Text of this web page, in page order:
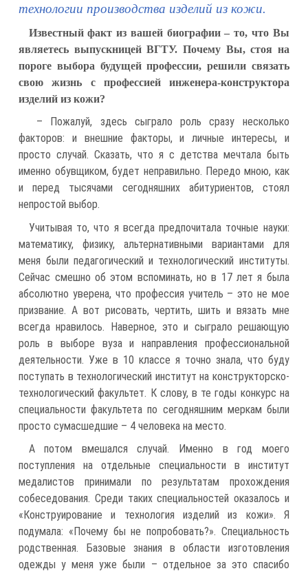
технологии производства изделий из кожи.
Известный факт из вашей биографии – то, что Вы
являетесь выпускницей ВГТУ. Почему Вы, стоя на
пороге выбора будущей профессии, решили связать
свою жизнь с профессией инженера-конструктора
изделий из кожи?
– Пожалуй, здесь сыграло роль сразу несколько
факторов: и внешние факторы, и личные интересы, и
просто случай. Сказать, что я с детства мечтала быть
именно обувщиком, будет неправильно. Передо мною, как
и перед тысячами сегодняшних абитуриентов, стоял
непростой выбор.
Учитывая то, что я всегда предпочитала точные науки:
математику, физику, альтернативными вариантами для
меня были педагогический и технологический институты.
Сейчас смешно об этом вспоминать, но в 17 лет я была
абсолютно уверена, что профессия учитель – это не мое
призвание. А вот рисовать, чертить, шить и вязать мне
всегда нравилось. Наверное, это и сыграло решающую
роль в выборе вуза и направления профессиональной
деятельности. Уже в 10 классе я точно знала, что буду
поступать в технологический институт на конструкторско-
технологический факультет. К слову, в те годы конкурс на
специальности факультета по сегодняшним меркам были
просто сумасшедшие – 4 человека на место.
А потом вмешался случай. Именно в год моего
поступления на отдельные специальности в институт
медалистов принимали по результатам прохождения
собеседования. Среди таких специальностей оказалось и
«Конструирование и технология изделий из кожи». Я
подумала: «Почему бы не попробовать?». Специальность
родственная. Базовые знания в области изготовления
одежды у меня уже были – отдельное за это спасибо